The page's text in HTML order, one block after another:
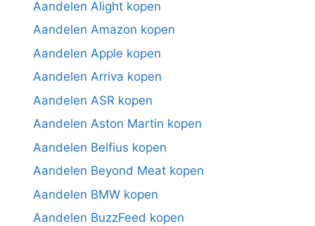
Aandelen Alight kopen
Aandelen Amazon kopen
Aandelen Apple kopen
Aandelen Arriva kopen
Aandelen ASR kopen
Aandelen Aston Martin kopen
Aandelen Belfius kopen
Aandelen Beyond Meat kopen
Aandelen BMW kopen
Aandelen BuzzFeed kopen